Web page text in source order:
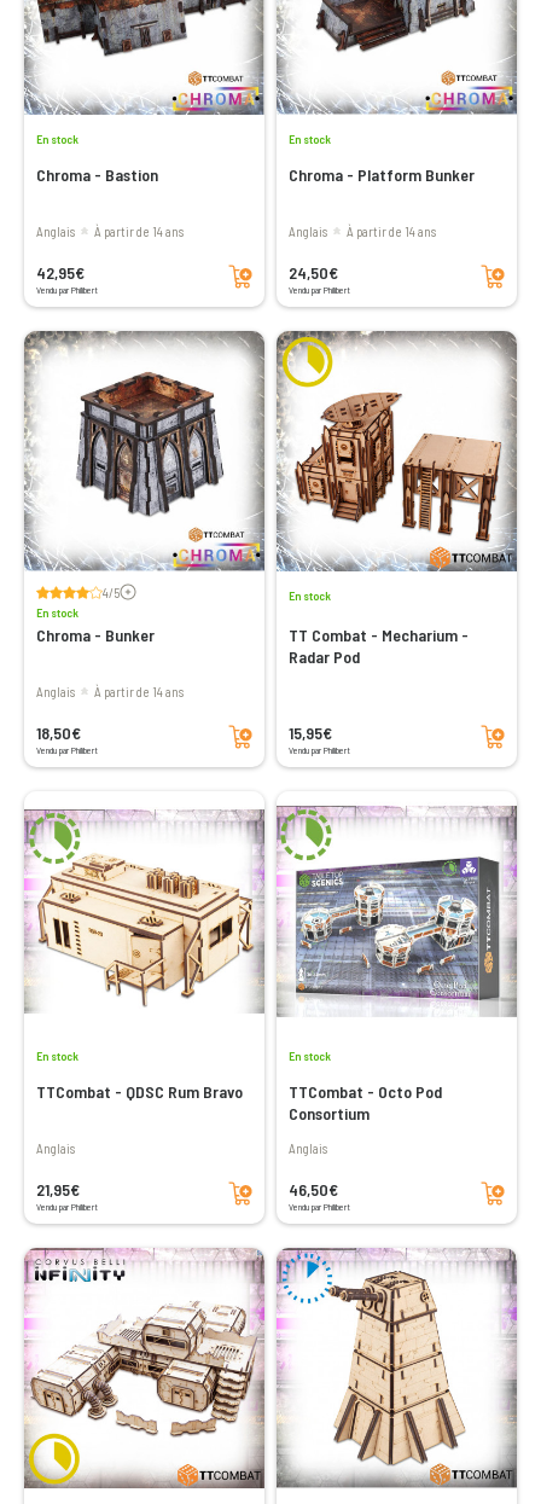
En stock
Chroma - Bastion
Anglais à partir de 14 ans
42,95€
Vendu par Philibert
Ajouter au panier
En stock
Chroma - Platform Bunker
Anglais à partir de 14 ans
24,50€
Vendu par Philibert
Ajouter au panier
4/5Voir les avis
En stock
Chroma - Bunker
Anglais à partir de 14 ans
18,50€
Vendu par Philibert
Ajouter au panier
En stock
TT Combat - Mecharium -
Radar Pod
15,95€
Vendu par Philibert
Ajouter au panier
En stock
TTCombat - QDSC Rum Bravo
Anglais
21,95€
Vendu par Philibert
Ajouter au panier
En stock
TTCombat - Octo Pod
Consortium
Anglais
46,50€
Vendu par Philibert
Ajouter au panier